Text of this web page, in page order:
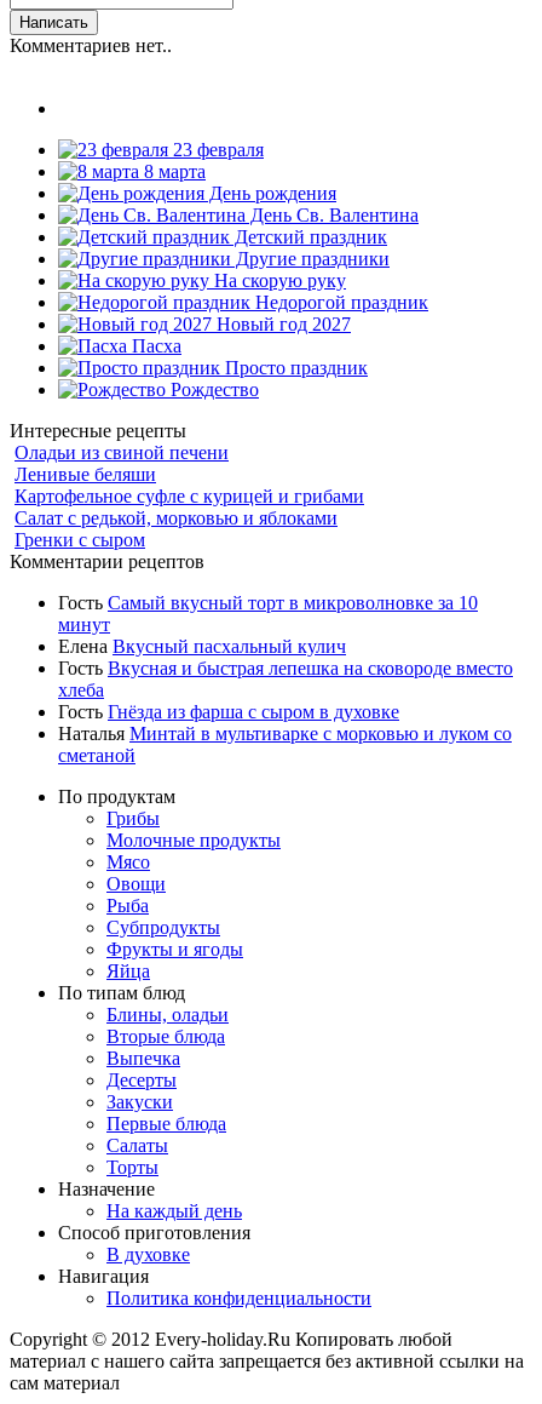
Комментариев нет..
23 февраля
8 марта
День рождения
День Св. Валентина
Детский праздник
Другие праздники
На скорую руку
Недорогой праздник
Новый год 2027
Пасха
Просто праздник
Рождество
Интересные рецепты
Оладьи из свиной печени
Ленивые беляши
Картофельное суфле с курицей и грибами
Салат с редькой, морковью и яблоками
Гренки с сыром
Комментарии рецептов
Гость Самый вкусный торт в микроволновке за 10
минут
Елена Вкусный пасхальный кулич
Гость Вкусная и быстрая лепешка на сковороде вместо
хлеба
Гость Гнёзда из фарша с сыром в духовке
Наталья Минтай в мультиварке с морковью и луком со
сметаной
По продуктам
Грибы
Молочные продукты
Мясо
Овощи
Рыба
Субпродукты
Фрукты и ягоды
Яйца
По типам блюд
Блины, оладьи
Вторые блюда
Выпечка
Десерты
Закуски
Первые блюда
Салаты
Торты
Назначение
На каждый день
Способ приготовления
В духовке
Навигация
Политика конфиденциальности
Copyright © 2012 Every-holiday.Ru Копировать любой
материал с нашего сайта запрещается без активной ссылки на
сам материал